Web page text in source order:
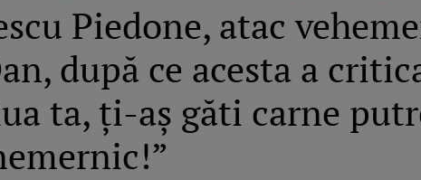
Piedone, atac
după ce acesta a
ta, ți-aș găti carne